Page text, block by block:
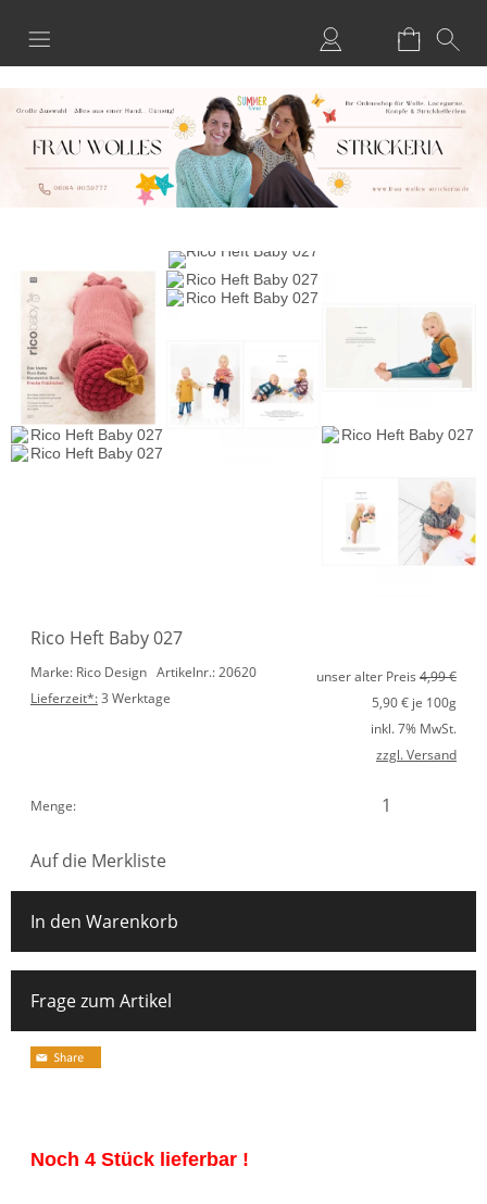
Anmelden
Merkliste
Rico Heft Baby 027
Marke: Rico Design Artikelnr.: 20620
Lieferzeit*:3 Werktage
unser alter Preis 4,99 €
5,90€ je 100g
inkl. 7% MwSt.
zzgl. Versand
Menge:
Auf die Merkliste
In den Warenkorb
Frage zum Artikel
Noch 4 Stück lieferbar !